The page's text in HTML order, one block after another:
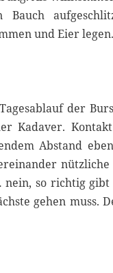
Bauch
und Eier legen.
der
Kadaver.
Abstand
nützliche
so richtig gibt
gehen muss.